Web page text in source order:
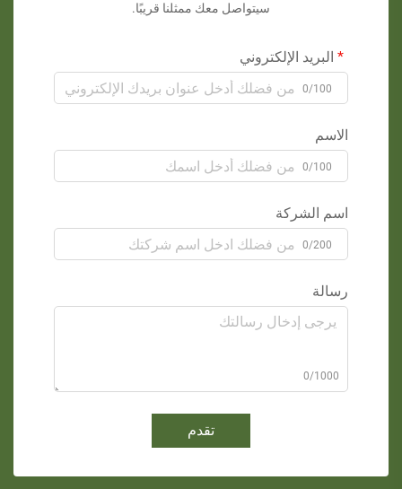
سيتواصل معك ممثلنا قريبًا.
البريد الإلكتروني
0/100
الاسم
0/100
اسم الشركة
0/200
رسالة
0/1000
تقدم